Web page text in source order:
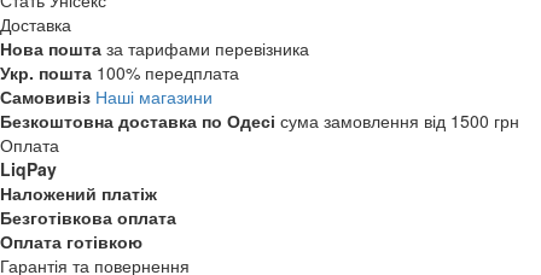
Доставка
Нова пошта за тарифами перевізника
Укр. пошта 100% передплата
Самовивіз Наші магазини
Безкоштовна доставка по Одесі сума замовлення від 1500 грн
Оплата
LiqPay
Наложений платіж
Безготівкова оплата
Оплата готівкою
Гарантія та повернення